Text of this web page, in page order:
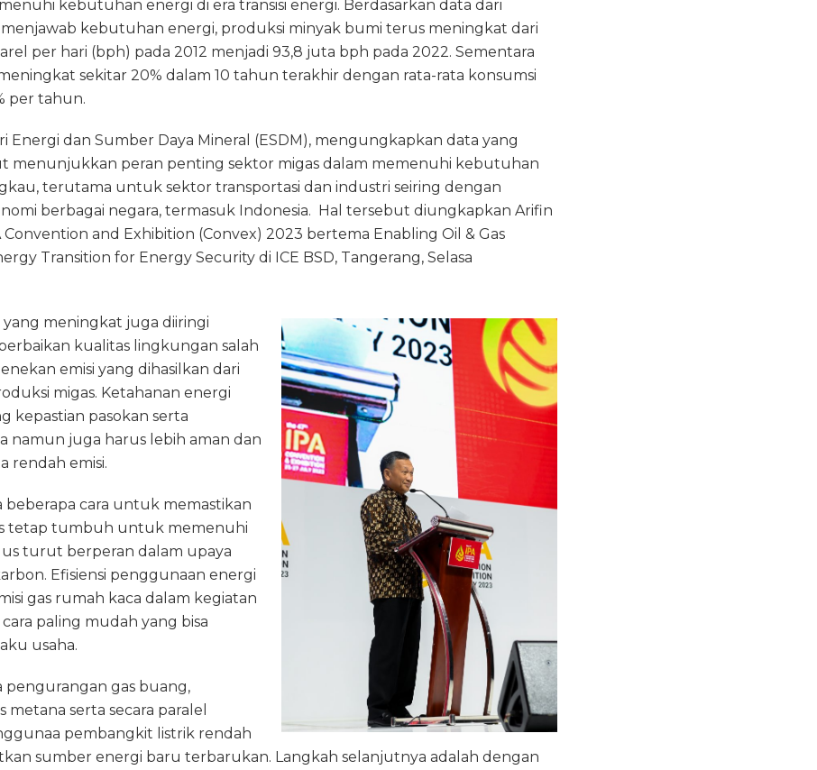
g
ra
m
a
d
s
l
t
l
kebutuhan energi di era transisi energi. Berdasarkan data dari
kebutuhan energi, produksi minyak bumi terus meningkat dari
per hari (bph) pada 2012 menjadi 93,8 juta bph pada 2022. Sementara
sekitar 20% dalam 10 tahun terakhir dengan rata-rata konsumsi
per tahun.
Energi dan Sumber Daya Mineral (ESDM), mengungkapkan data yang
menunjukkan peran penting sektor migas dalam memenuhi kebutuhan
terutama untuk sektor transportasi dan industri seiring dengan
berbagai negara, termasuk Indonesia. Hal tersebut diungkapkan Arifin
and Exhibition (Convex) 2023 bertema Enabling Oil & Gas
Transition for Energy Security di ICE BSD, Tangerang, Selasa
meningkat juga diiringi
kualitas lingkungan salah
emisi yang dihasilkan dari
migas. Ketahanan energi
kepastian pasokan serta
namun juga harus lebih aman dan
rendah emisi.
cara untuk memastikan
tetap tumbuh untuk memenuhi
turut berperan dalam upaya
Efisiensi penggunaan energi
gas rumah kaca dalam kegiatan
paling mudah yang bisa
usaha.
pengurangan gas buang,
metana serta secara paralel
pembangkit listrik rendah
sumber energi baru terbarukan. Langkah selanjutnya adalah dengan